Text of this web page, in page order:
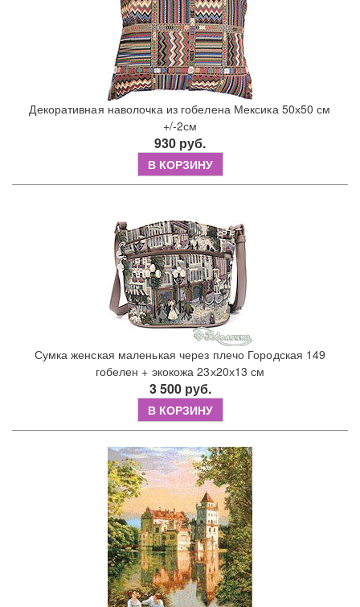
Декоративная наволочка из гобелена Мексика 50х50 см
+/-2см
930 руб.
В КОРЗИНУ
Сумка женская маленькая через плечо Городская 149
гобелен + экокожа 23х20х13 см
3 500 руб.
В КОРЗИНУ